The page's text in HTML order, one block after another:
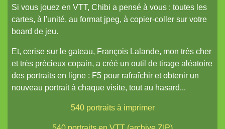
Le Tarot d'Argosia
Couronne
La Gazette d'Argosia, numéro 3
Hexographie facile
La Gazette d'Argosia, numéro 4
Si vous jouez en VTT, Chibi a pensé à vous : toutes les
cartes, à l'unité, au format jpeg, à copier-coller sur votre
board de jeu.
Et, cerise sur le gateau, François Lalande, mon très cher
et très précieux copain, a créé un outil de tirage aléatoire
des portraits en ligne : F5 pour rafraîchir et obtenir un
nouveau portrait à chaque visite, tout au hasard...
540 portraits à imprimer